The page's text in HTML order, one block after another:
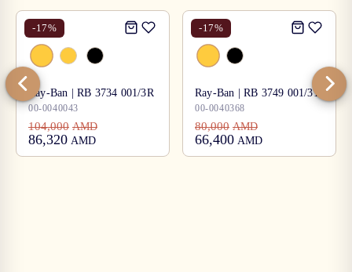
-17%
Ray-Ban | RB 3734 001/3R
00-0040043
104,000 AMD
86,320 AMD
-17%
Ray-Ban | RB 3749 001/31
00-0040368
80,000 AMD
66,400 AMD